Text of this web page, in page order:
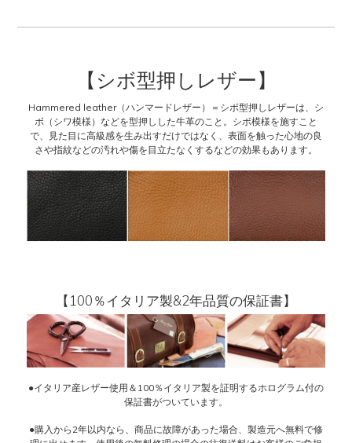
【シボ型押しレザー】
Hammered leather（ハンマードレザー）＝シボ型押しレザーは、シ
ボ（シワ模様）などを型押しした牛革のこと。シボ模様を施すこと
で、見た目に高級感を生み出すだけではなく、表面を触った心地の良
さや指紋などの汚れや傷を目立たなくするなどの効果もあります。
【100％イタリア製&2年品質の保証書】
●イタリア産レザー使用＆100％イタリア製を証明するホログラム付の
保証書がついています。
●購入から2年以内なら、商品に故障があった場合、製造元へ無料で修